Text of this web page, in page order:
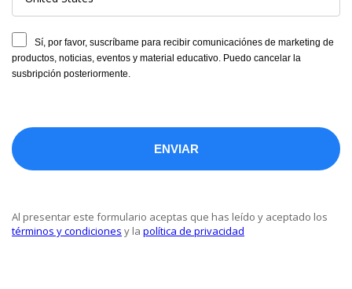
Sí, por favor, suscríbame para recibir comunicaciónes de marketing de
productos, noticias, eventos y material educativo. Puedo cancelar la
susbripción posteriormente.
Al presentar este formulario aceptas que has leído y aceptado los
términos y condiciones y la política de privacidad